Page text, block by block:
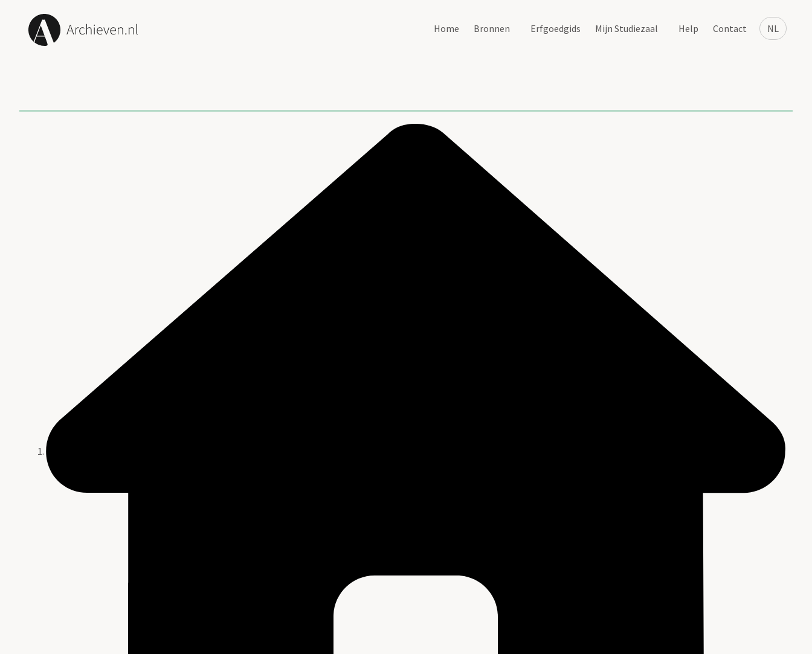
NL
Home Bronnen Erfgoedgids Mijn Studiezaal Help Contact